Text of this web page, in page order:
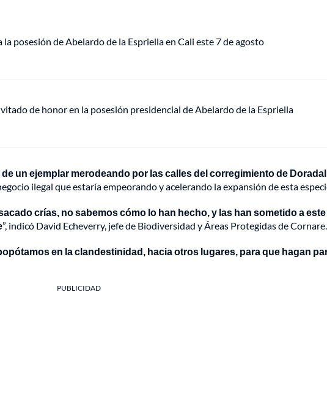
la posesión de Abelardo de la Espriella en Cali este 7 de agosto
de honor en la posesión presidencial de Abelardo de la Espriella
un ejemplar merodeando por las calles del corregimiento de Doradal
ilegal que estaría empeorando y acelerando la expansión de esta
crías, no sabemos cómo lo han hecho, y las han sometido a este
”, indicó David Echeverry, jefe de Biodiversidad y Áreas Protegidas de Cornare.
en la clandestinidad, hacia otros lugares, para que hagan
PUBLICIDAD